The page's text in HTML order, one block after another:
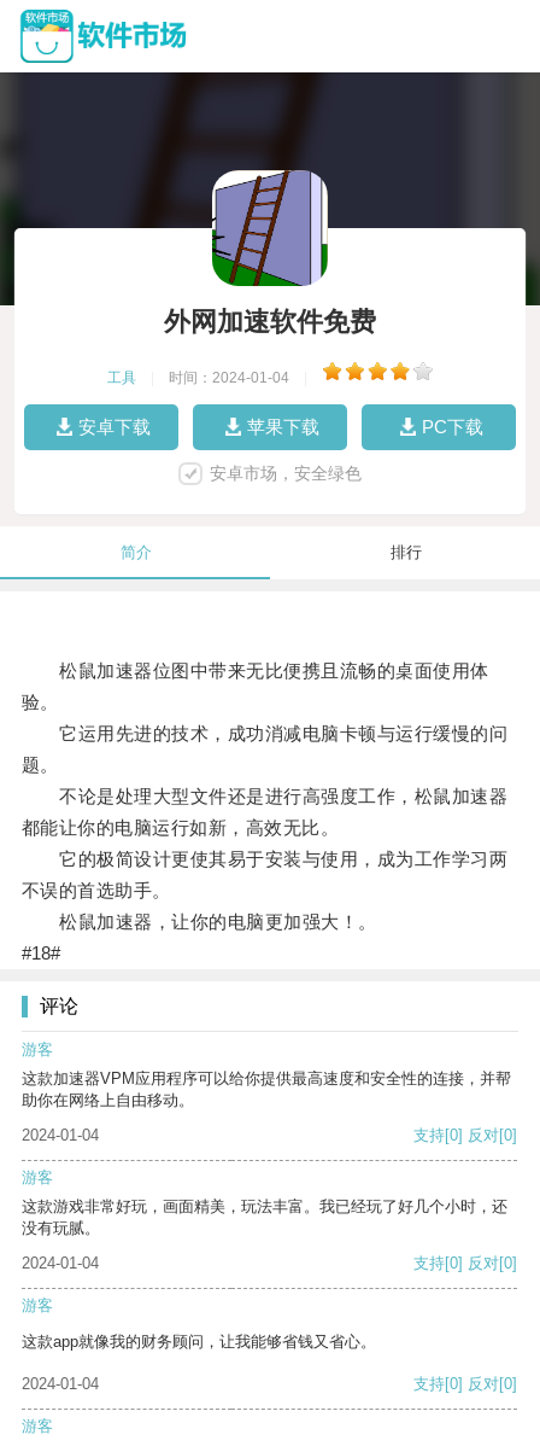
外网加速软件免费
工具 时间：2024-01-04
安卓下载 苹果下载 PC下载
安卓市场，安全绿色
简介 排行
松鼠加速器位图中带来无比便携且流畅的桌面使用体
验。
它运用先进的技术，成功消减电脑卡顿与运行缓慢的问
题。
不论是处理大型文件还是进行高强度工作，松鼠加速器
都能让你的电脑运行如新，高效无比。
它的极简设计更使其易于安装与使用，成为工作学习两
不误的首选助手。
松鼠加速器，让你的电脑更加强大！。
#18#
评论
游客
这款加速器VPM应用程序可以给你提供最高速度和安全性的连接，并帮
助你在网络上自由移动。
2024-01-04
支持[0] 反对[0]
游客
这款游戏非常好玩，画面精美，玩法丰富。我已经玩了好几个小时，还
没有玩腻。
2024-01-04
支持[0] 反对[0]
游客
这款app就像我的财务顾问，让我能够省钱又省心。
2024-01-04 支持[0] 反对[0]
游客